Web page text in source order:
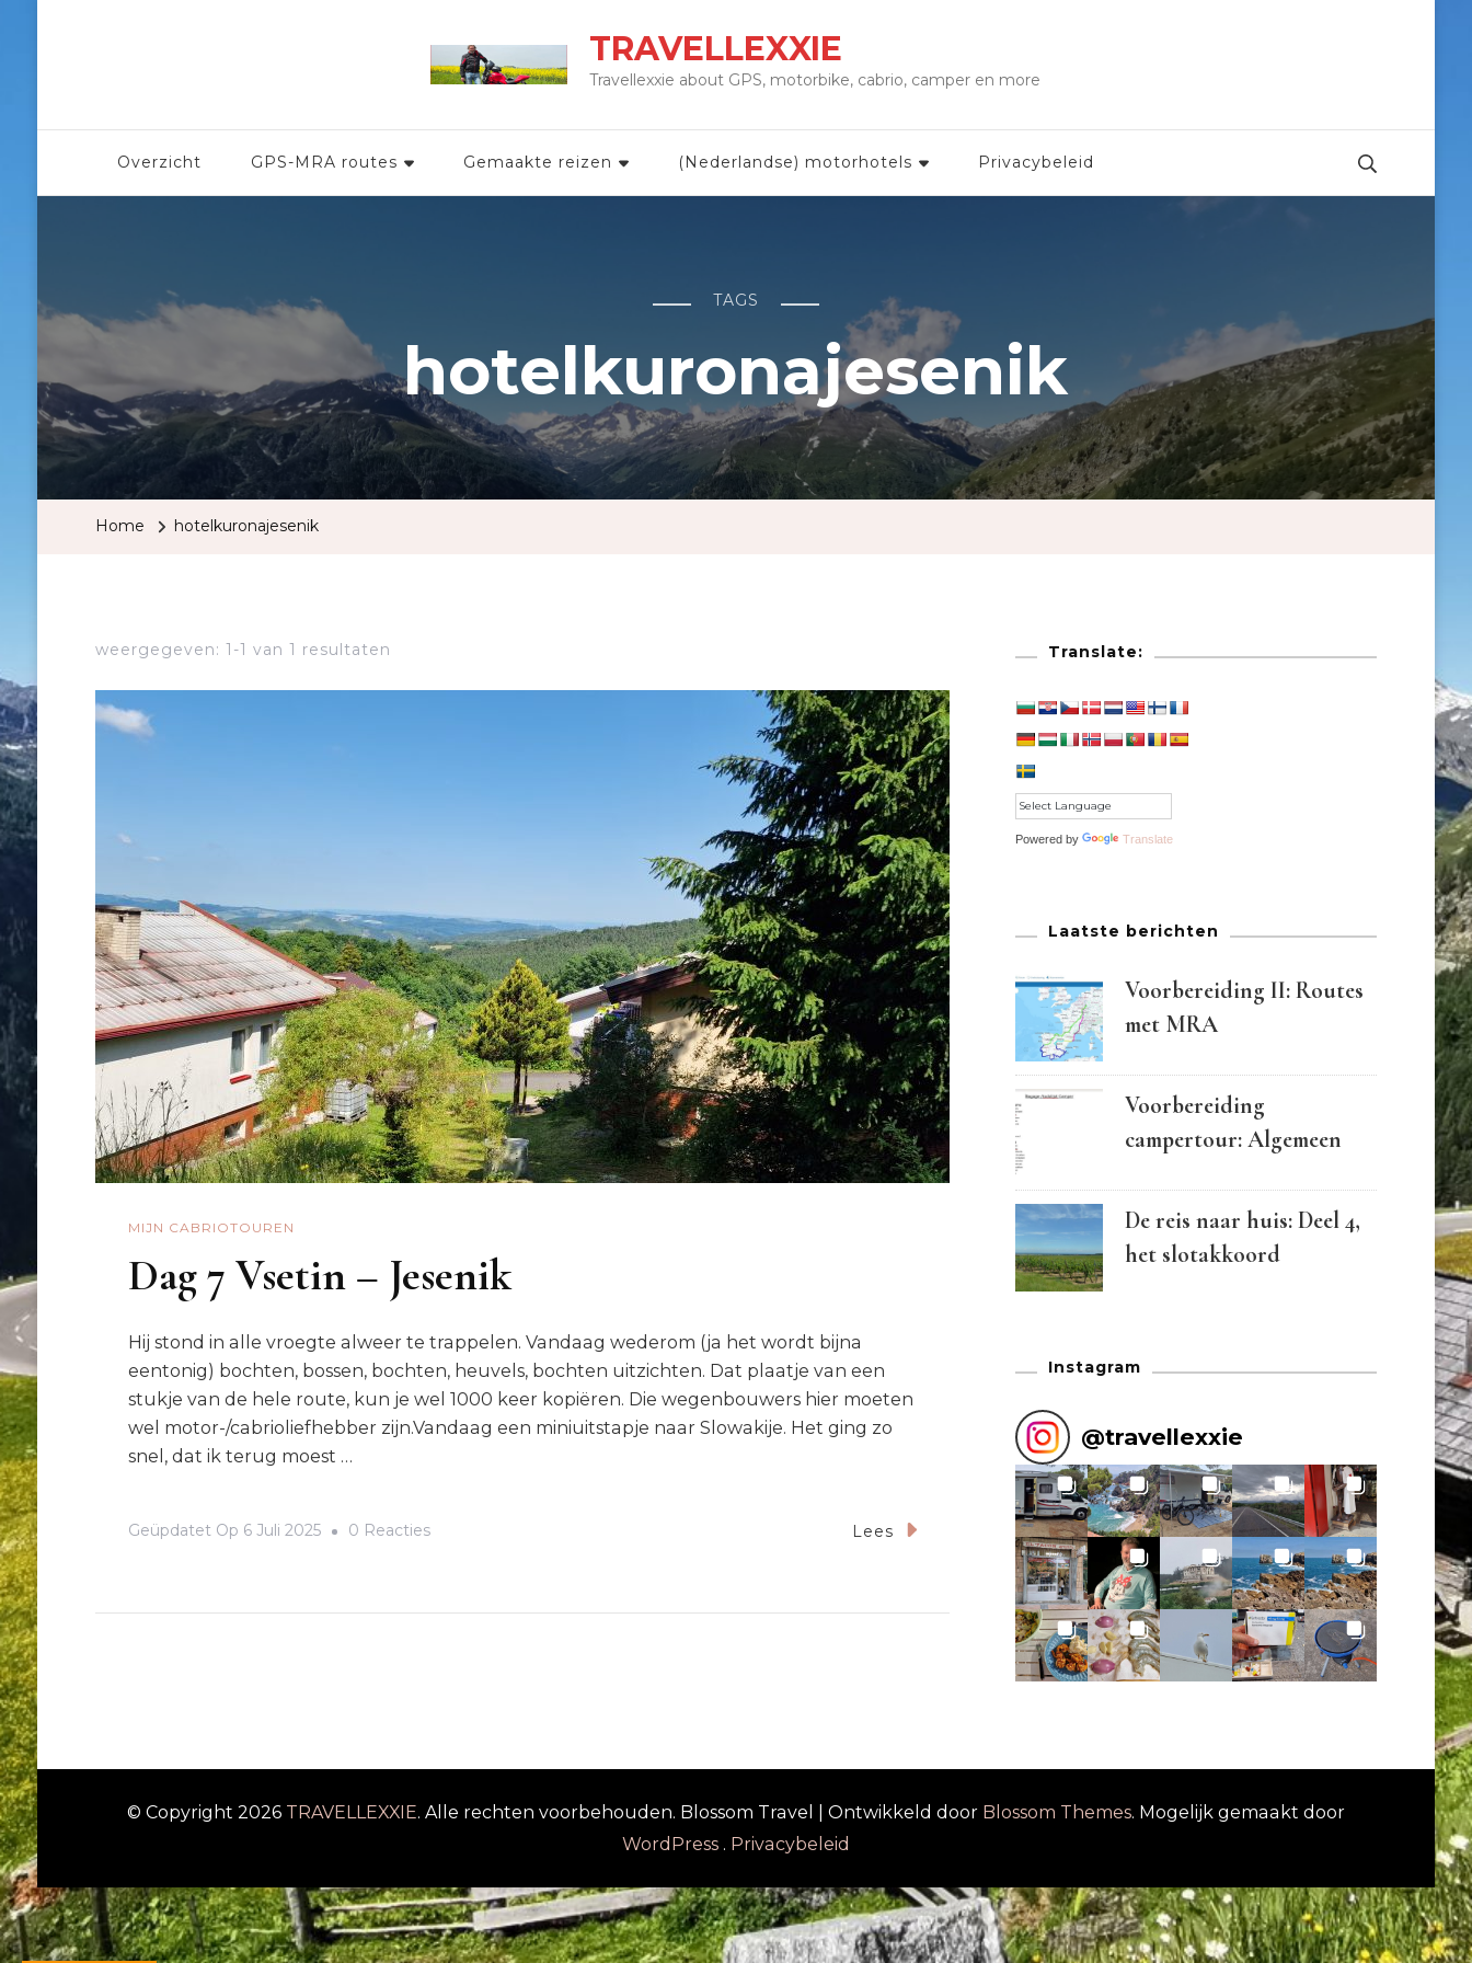
TRAVELLEXXIE
Travellexxie about GPS, motorbike, cabrio, camper en more
Overzicht GPS-MRA routes Gemaakte reizen (Nederlandse) motorhotels Privacybeleid
TAGS
hotelkuronajesenik
Home hotelkuronajesenik
weergegeven: 1-1 van 1 resultaten
MIJN CABRIOTOUREN
Dag 7 Vsetin – Jesenik
Hij stond in alle vroegte alweer te trappelen. Vandaag wederom (ja het wordt bijna
eentonig) bochten, bossen, bochten, heuvels, bochten uitzichten. Dat plaatje van een
stukje van de hele route, kun je wel 1000 keer kopiëren. Die wegenbouwers hier moeten
wel motor-/cabrioliefhebber zijn.Vandaag een miniuitstapje naar Slowakije. Het ging zo
snel, dat ik terug moest …
Geüpdatet Op 6 Juli 2025 0 ReactiesOp
Lees
Translate:
Powered by Translate
Laatste berichten
Voorbereiding II: Routes
met MRA
Voorbereiding
campertour: Algemeen
De reis naar huis: Deel 4,
het slotakkoord
Instagram
@travellexxie
© Copyright 2026 TRAVELLEXXIE. Alle rechten voorbehouden. Blossom Travel | Ontwikkeld door Blossom Themes. Mogelijk gemaakt door
WordPress. Privacybeleid